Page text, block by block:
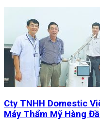
Cty TNHH Domestic
Máy Thẩm Mỹ Hàng